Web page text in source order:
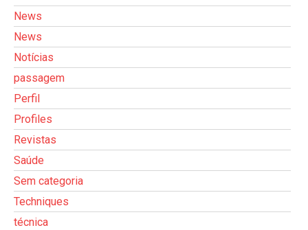
News
News
Notícias
passagem
Perfil
Profiles
Revistas
Saúde
Sem categoria
Techniques
técnica